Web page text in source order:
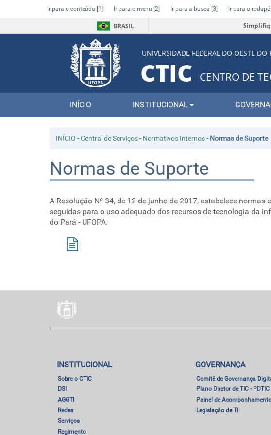
Ir para o conteúdo [1] Ir para o menu [2] Ir para a busca [3] Ir para o rodapé
BRASIL
UNIVERSIDADE FEDERAL DO OESTE DO
CTIC CENTRO DE
INÍCIO INSTITUCIONAL
INÍCIO -Central de Serviços-Normativos Internos-Normas de Suporte
Normas de Suporte
A Resolução Nº 34, de 12 de junho de 2017, estabelece normas
seguidas para o uso adequado dos recursos de tecnologia da
do Pará - UFOPA.
INSTITUCIONAL
Sobre o CTIC
DSI
AGGTI
Redes
Serviços
Regimento
GOVERNANÇA
Comitê de Governança
Plano Diretor de TIC - PDTIC
Painel de
Legislação de TI